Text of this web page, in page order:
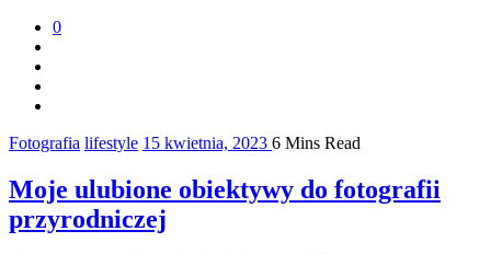
0
Fotografia lifestyle 15 kwietnia, 2023 6 Mins Read
Moje ulubione obiektywy do fotografii
przyrodniczej